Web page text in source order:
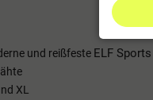
und reißfeste ELF Sports
XL